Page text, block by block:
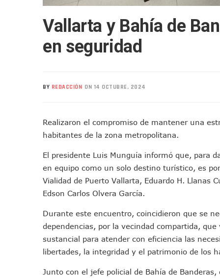
Mueren Cuatro Personas
Bruno Blancas Lleva El
Puerto Vallarta Participa En
Realizan Operativo
Semana Lluviosa Para
Voces Del Orgullo
Buques Mexicanos Parten
Nuevo Transporte Eléctrico
En Vallarta, Todos Los
Lluvias Y Oleaje Elevado
Jóvenes En Movimiento
En PV Encabezan
Pancho López; En La Mira
Cae El “R1”, Presunto
Vallarta y Bahía de
en seguridad
BY REDACCIÓN ON 14 OCTUBRE, 2024
Realizaron el compromiso de mantener una
habitantes de la zona metropolitana.
El presidente Luis Munguía informó que, para
en equipo como un solo destino turístico, es
Vialidad de Puerto Vallarta, Eduardo H. Llanas
Edson Carlos Olvera García.
Durante este encuentro, coincidieron que se
dependencias, por la vecindad compartida,
sustancial para atender con eficiencia las
libertades, la integridad y el patrimonio de los
Junto con el jefe policial de Bahía de